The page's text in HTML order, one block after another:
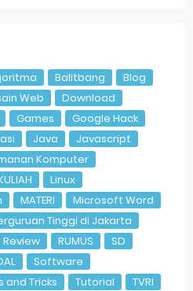
Balitbang
Blog
Web
Download
Games
Google Hack
Java
Javascript
Komputer
Linux
MATERI
Microsoft Word
Tinggi di Jakarta
Review RUMUS
SD
Software
and Tricks Tutorial
TVRI